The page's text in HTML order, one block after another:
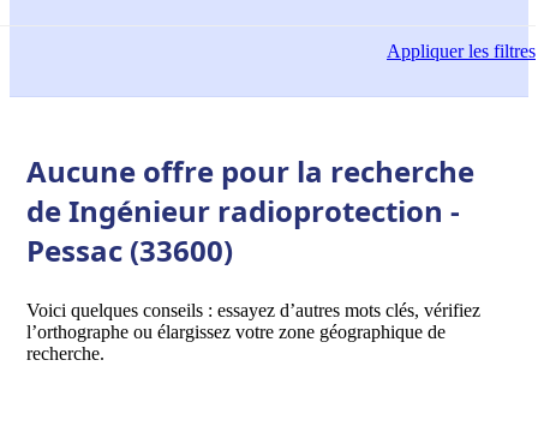
Appliquerles filtres
Aucune offre pour la recherche
de Ingénieur radioprotection -
Pessac (33600)
Voici quelques conseils : essayez d’autres mots clés, vérifiez
l’orthographe ou élargissez votre zone géographique de
recherche.